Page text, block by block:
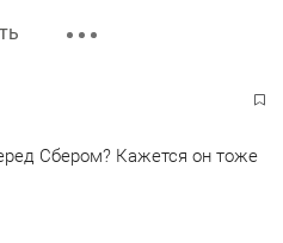
Сбером? Кажется он тоже